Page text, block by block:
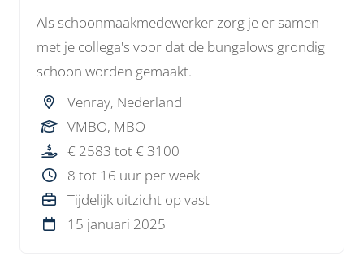
Als schoonmaakmedewerker zorg je er samen
met je collega's voor dat de bungalows grondig
schoon worden gemaakt.
Venray, Nederland
VMBO, MBO
€ 2583 tot € 3100
8 tot 16 uur per week
Tijdelijk uitzicht op vast
15 januari 2025